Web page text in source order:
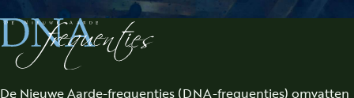
De Nieuwe Aarde-frequenties (DNA-frequenties) omvatten